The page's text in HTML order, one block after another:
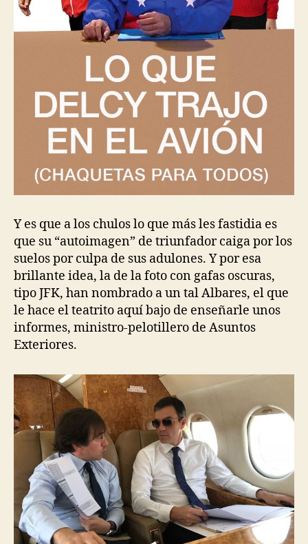
Y es que a los chulos lo que más les fastidia es
que su “autoimagen” de triunfador caiga por los
suelos por culpa de sus adulones. Y por esa
brillante idea, la de la foto con gafas oscuras,
tipo JFK, han nombrado a un tal Albares, el que
le hace el teatrito aquí bajo de enseñarle unos
informes, ministro-pelotillero de Asuntos
Exteriores.